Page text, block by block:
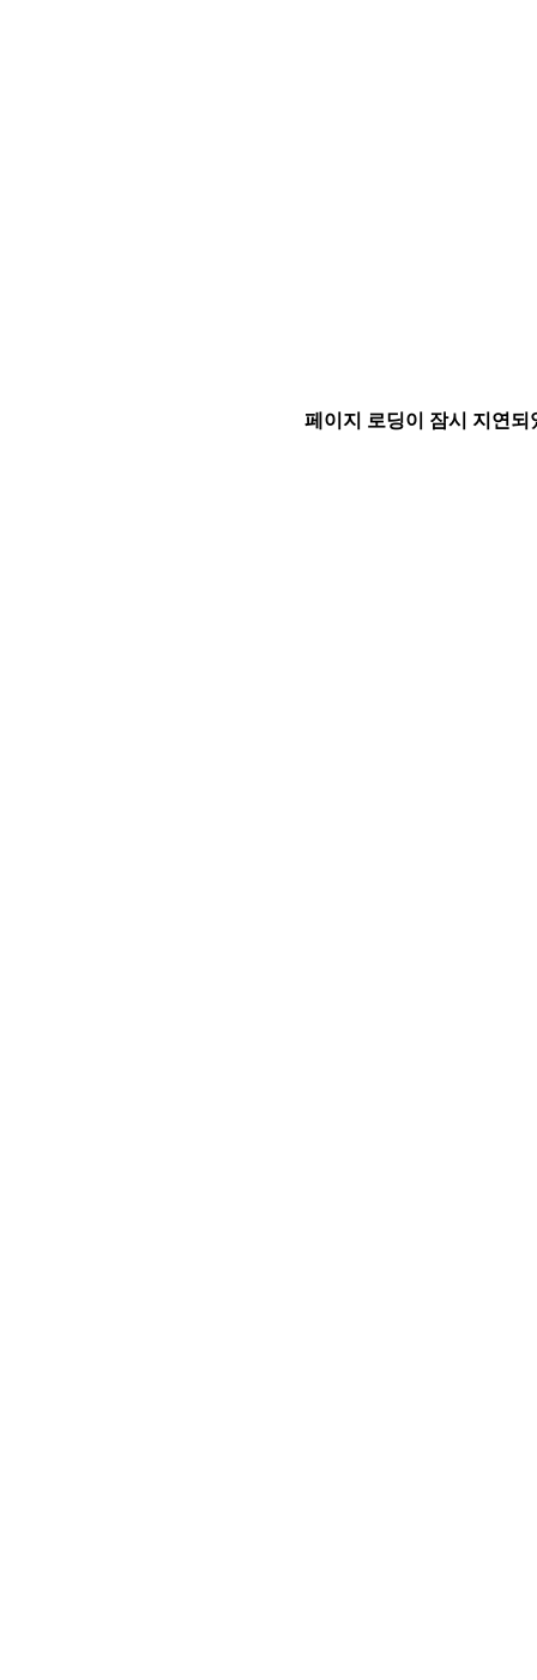
페이지 로딩이 잠시 지연